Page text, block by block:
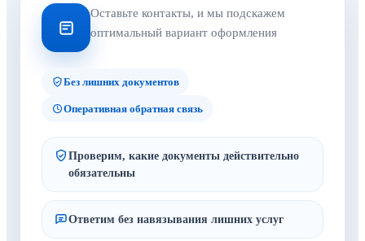
Оставьте контакты, и мы подскажем
оптимальный вариант оформления
Без лишних документов
Оперативная обратная связь
Проверим, какие документы действительно
обязательны
Ответим без навязывания лишних услуг